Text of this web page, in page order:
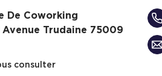
De Coworking
Avenue Trudaine 75009
consulter